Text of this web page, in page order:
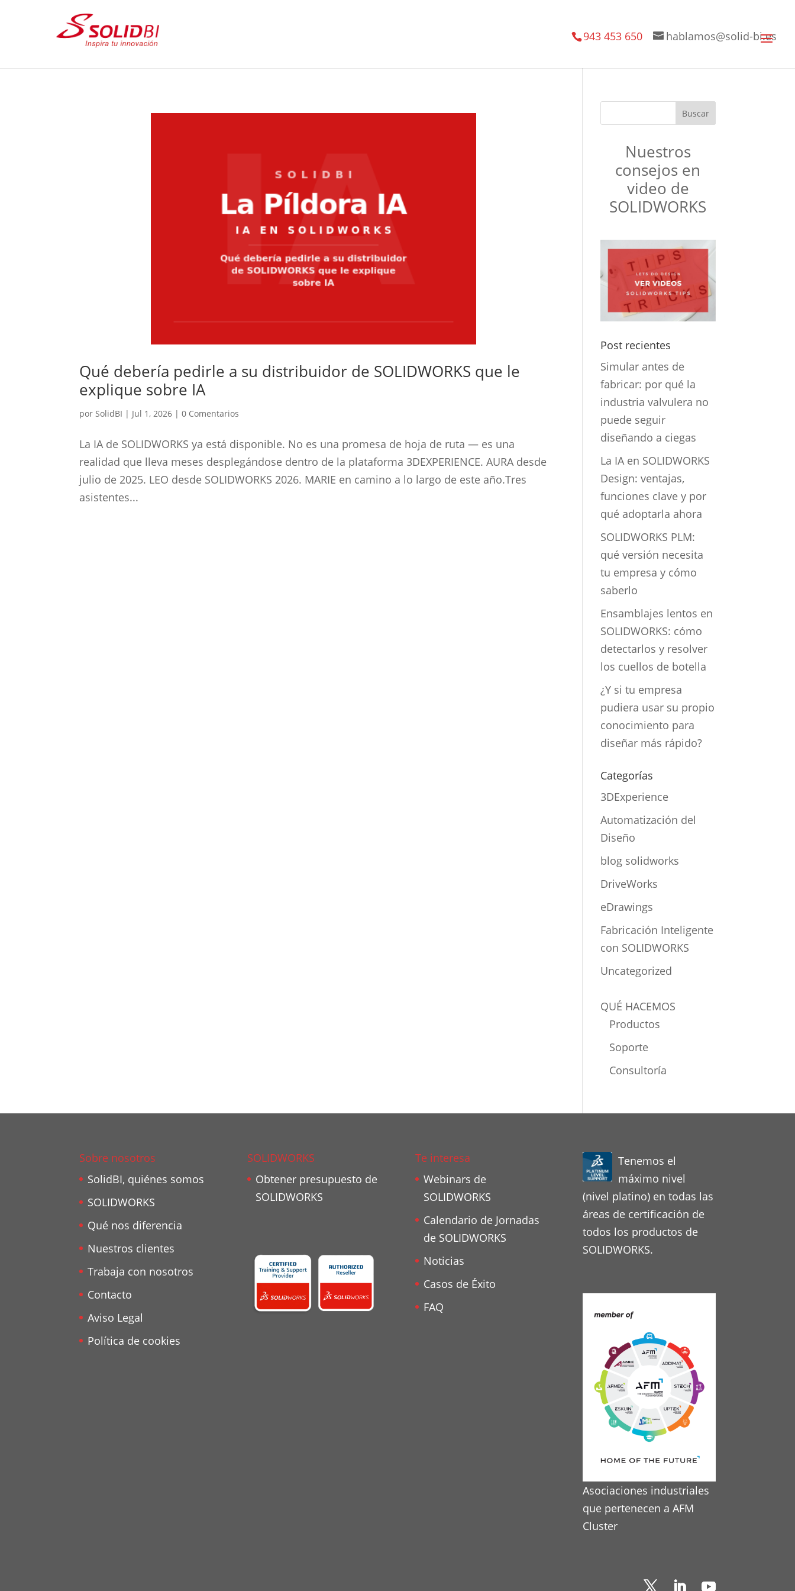
943 453 650 hablamos@solid-bi.es
Qué debería pedirle a su distribuidor de SOLIDWORKS que le
explique sobre IA
por SolidBI | Jul 1, 2026 |0 Comentarios
La IA de SOLIDWORKS ya está disponible. No es una promesa de hoja de ruta — es una
realidad que lleva meses desplegándose dentro de la plataforma 3DEXPERIENCE. AURA desde
julio de 2025. LEO desde SOLIDWORKS 2026. MARIE en camino a lo largo de este año.Tres
asistentes...
Nuestros
consejos en
video de
SOLIDWORKS
Post recientes
Simular antes de
fabricar: por qué la
industria valvulera no
puede seguir
diseñando a ciegas
La IA en SOLIDWORKS
Design: ventajas,
funciones clave y por
qué adoptarla ahora
SOLIDWORKS PLM:
qué versión necesita
tu empresa y cómo
saberlo
Ensamblajes lentos en
SOLIDWORKS: cómo
detectarlos y resolver
los cuellos de botella
¿Y si tu empresa
pudiera usar su propio
conocimiento para
diseñar más rápido?
Categorías
3DExperience
Automatización del
Diseño
blog solidworks
DriveWorks
eDrawings
Fabricación Inteligente
con SOLIDWORKS
Uncategorized
QUÉ HACEMOS
Productos
Soporte
Consultoría
Sobre nosotros
SolidBI, quiénes somos
SOLIDWORKS
Qué nos diferencia
Nuestros clientes
Trabaja con nosotros
Contacto
Aviso Legal
Política de cookies
SOLIDWORKS
Obtener presupuesto de
SOLIDWORKS
Te interesa
Webinars de
SOLIDWORKS
Calendario de Jornadas
de SOLIDWORKS
Noticias
Casos de Éxito
FAQ
Tenemos el
máximo nivel
(nivel platino) en todas las
áreas de certificación de
todos los productos de
SOLIDWORKS.
Asociaciones industriales
que pertenecen a AFM
Cluster